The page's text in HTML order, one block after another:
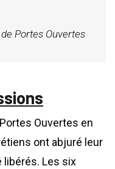
Portes Ouvertes
Ouvertes en
ont abjuré leur
Les six